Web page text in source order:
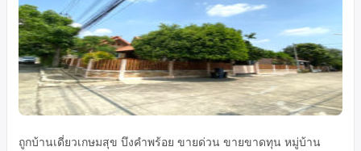
ถูกบ้านเดี่ยวเกษมสุข บึงคำพร้อย ขายด่วน ขายขาดทุน หมู่บ้าน